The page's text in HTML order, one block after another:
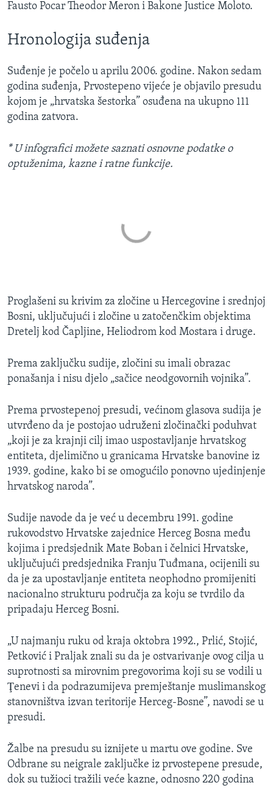
Fausto Pocar Theodor Meron i Bakone Justice Moloto.
Hronologija suđenja
Suđenje je počelo u aprilu 2006. godine. Nakon sedam
godina suđenja, Prvostepeno vijeće je objavilo presudu
kojom je „hrvatska šestorka” osuđena na ukupno 111
godina zatvora.
* U infografici možete saznati osnovne podatke o
optuženima, kazne i ratne funkcije.
​Proglašeni su krivim za zločine u Hercegovine i srednjoj
Bosni, uključujući i zločine u zatočenčkim objektima
Dretelj kod Čapljine, Heliodrom kod Mostara i druge.
Prema zaključku sudije, zločini su imali obrazac
ponašanja i nisu djelo „sačice neodgovornih vojnika”.
Prema prvostepenoj presudi, većinom glasova sudija je
utvrđeno da je postojao udruženi zločinački poduhvat
„koji je za krajnji cilj imao uspostavljanje hrvatskog
entiteta, djelimično u granicama Hrvatske banovine iz
1939. godine, kako bi se omogućilo ponovno ujedinjenje
hrvatskog naroda”.
Sudije navode da je već u decembru 1991. godine
rukovodstvo Hrvatske zajednice Herceg Bosna među
kojima i predsjednik Mate Boban i čelnici Hrvatske,
uključujući predsjednika Franju Tuđmana, ocijenili su
da je za upostavljanje entiteta neophodno promijeniti
nacionalno strukturu područja za koju se tvrdilo da
pripadaju Herceg Bosni.
„U najmanju ruku od kraja oktobra 1992., Prlić, Stojić,
Petković i Praljak znali su da je ostvarivanje ovog cilja u
suprotnosti sa mirovnim pregovorima koji su se vodili u
Ţenevi i da podrazumijeva premještanje muslimanskog
stanovništva izvan teritorije Herceg-Bosne”, navodi se u
presudi.
Žalbe na presudu su iznijete u martu ove godine. Sve
Odbrane su neigrale zaključke iz prvostepene presude,
dok su tužioci tražili veće kazne, odnosno 220 godina